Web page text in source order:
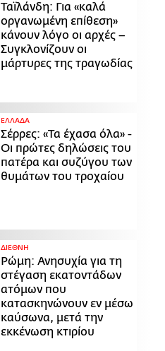
Ταϊλάνδη: Για «καλά
οργανωμένη επίθεση»
κάνουν λόγο οι αρχές –
Συγκλονίζουν οι
μάρτυρες της τραγωδίας
ΕΛΛΑΔΑ
Σέρρες: «Τα έχασα όλα» -
Οι πρώτες δηλώσεις του
πατέρα και συζύγου των
θυμάτων του τροχαίου
ΔΙΕΘΝΗ
Ρώμη: Ανησυχία για τη
στέγαση εκατοντάδων
ατόμων που
κατασκηνώνουν εν μέσω
καύσωνα, μετά την
εκκένωση κτιρίου